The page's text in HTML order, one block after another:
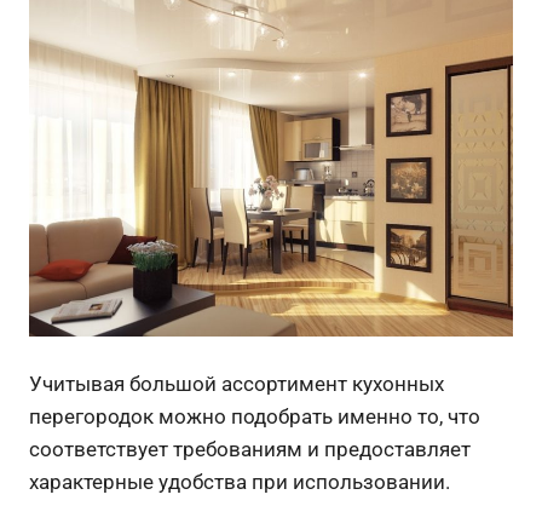
Учитывая большой ассортимент кухонных
перегородок можно подобрать именно то, что
соответствует требованиям и предоставляет
характерные удобства при использовании.